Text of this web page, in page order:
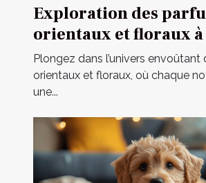
Exploration des
orientaux et floraux
une fragrance
Plongez dans l’univers envoûtant
orientaux et floraux, où chaque
une...